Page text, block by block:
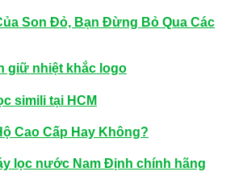
Son Đỏ, Bạn Đừng Bỏ Qua Các
giữ nhiệt khắc logo
simili tại HCM
Cao Cấp Hay Không?
lọc nước Nam Định chính hãng